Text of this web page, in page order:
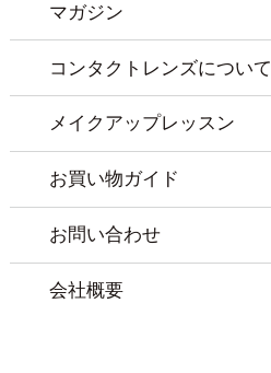
マガジン
コンタクトレンズについて
メイクアップレッスン
お買い物ガイド
お問い合わせ
会社概要